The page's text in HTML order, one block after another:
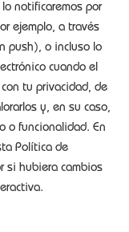
notificaremos por
ejemplo, a través
push), o incluso lo
cuando el
tu privacidad, de
y, en su caso,
o funcionalidad. En
Política de
si hubiera cambios